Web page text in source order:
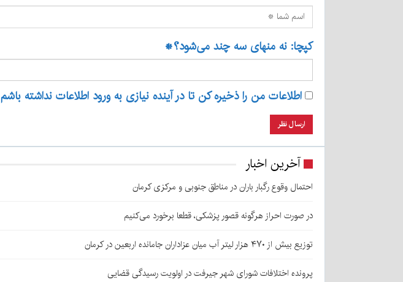
کپچا: نه منهای سه چند می‌شود؟*
اطلاعات من را ذخیره کن تا در آینده نیازی به ورود اطلاعات نداشته باشم
آخرین اخبار
احتمال وقوع رگبار باران در مناطق جنوبی و مرکزی کرمان
در صورت احراز هرگونه قصور پزشکی، قطعا برخورد می‌کنیم
توزیع بیش از ۴۷۰ هزار لیتر آب میان عزاداران جامانده اربعین در کرمان
پرونده اختلافات شورای شهر جیرفت در اولویت رسیدگی قضایی